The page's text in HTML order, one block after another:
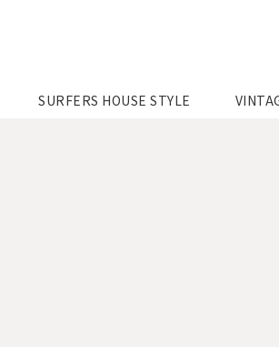
SURFERS HOUSE STYLE